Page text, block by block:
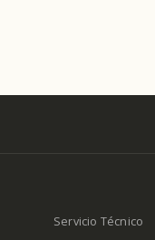
Servicio Técnico